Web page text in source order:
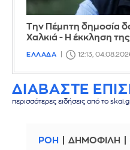
Την Πέμπτη δημοσία
Χαλκιά - Η έκκληση της
ΕΛΛΑΔΑ 12:13,
ΔΙΑΒΑΣΤΕ
περισσότερες ειδήσεις από το
ΡΟΗ ΔΗΜΟΦΙΛΗ